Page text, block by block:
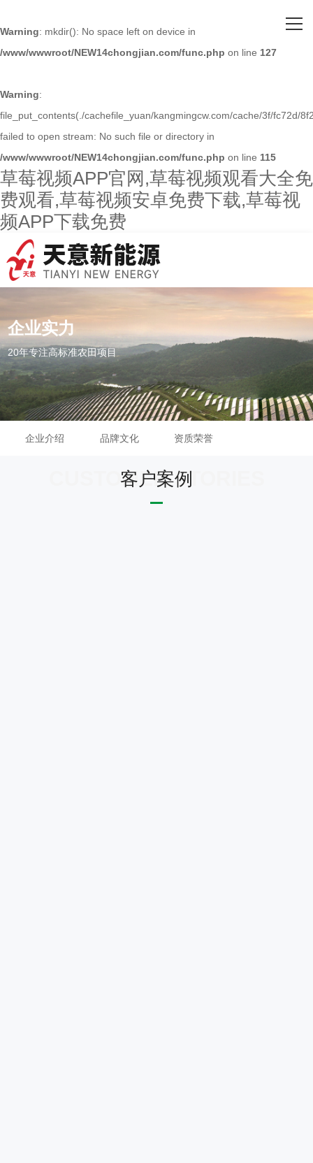
Warning: mkdir(): No space left on device in
/www/wwwroot/NEW14chongjian.com/func.php on line 127
Warning:
file_put_contents(./cachefile_yuan/kangmingcw.com/cache/3f/fc72d/
failed to open stream: No such file or directory in
/www/wwwroot/NEW14chongjian.com/func.php on line 115
草莓视频APP官网,草莓视频观看大全免
费观看,草莓视频安卓免费下载,草莓视
频APP下载免费
关于草莓视频APP官网
主营产品
人才招聘
新闻资讯
联系草莓视频APP官网
企业实力
20年专注高标准农田项目
企业介绍 品牌文化 资质荣誉
客户案例